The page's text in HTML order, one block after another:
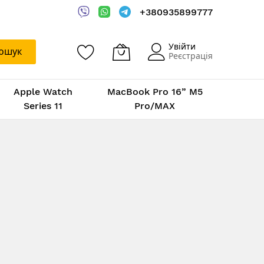
+380935899777
Увійти
Реєстрація
Apple Watch
Series 11
MacBook Pro 16” M5
Pro/MAX